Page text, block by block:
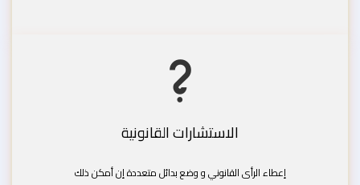
الاستشارات القانونية
إعطاء الرأى القانوني و وضع بدائل متعددة إن أمكن ذلك